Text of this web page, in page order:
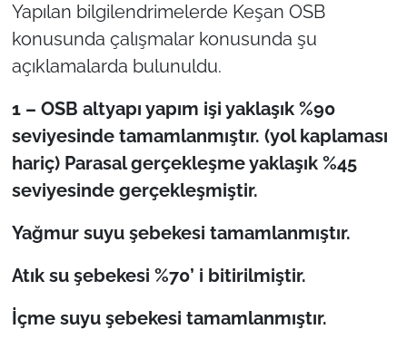
Yapılan bilgilendrimelerde Keşan OSB
konusunda çalışmalar konusunda şu
açıklamalarda bulunuldu.
1 – OSB altyapı yapım işi yaklaşık %90
seviyesinde tamamlanmıştır. (yol kaplaması
hariç) Parasal gerçekleşme yaklaşık %45
seviyesinde gerçekleşmiştir.
Yağmur suyu şebekesi tamamlanmıştır.
Atık su şebekesi %70’ i bitirilmiştir.
İçme suyu şebekesi tamamlanmıştır.